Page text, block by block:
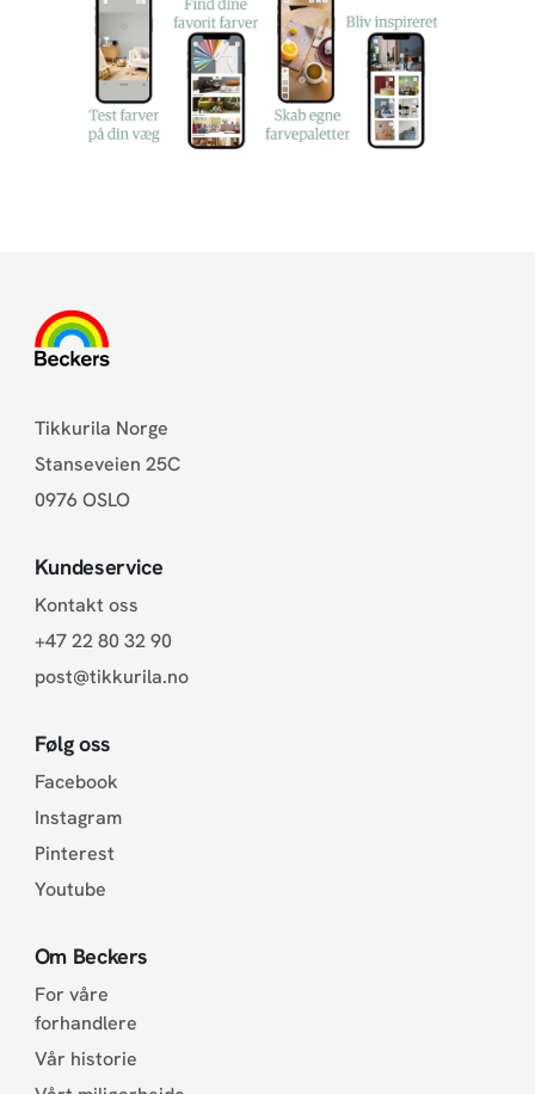
Tikkurila Norge
Stanseveien 25C
0976 OSLO
Kundeservice
Kontakt oss
+47 22 80 32 90
post@tikkurila.no
Følg oss
Facebook
Instagram
Pinterest
Youtube
Om Beckers
For våre
forhandlere
Vår historie